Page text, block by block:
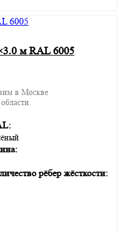
м RAL 6005
в Москве
рёбер жёсткости: